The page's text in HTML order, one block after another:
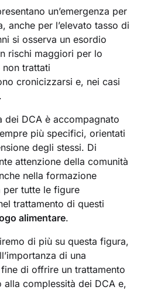
un’emergenza per
anche per l’elevato tasso di
si osserva un esordio
rischi maggiori per lo
trattati
cronicizzarsi e, nei casi
dei DCA è accompagnato
più specifici, orientati
degli stessi. Di
attenzione della comunità
nella formazione
per tutte le figure
trattamento di questi
alimentare.
di più su questa figura,
di una
di offrire un trattamento
complessità dei DCA e,